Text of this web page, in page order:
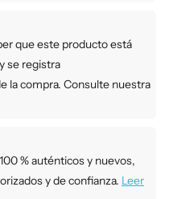
que este producto está
se registra
la compra. Consulte nuestra
% auténticos y nuevos,
y de confianza. Leer